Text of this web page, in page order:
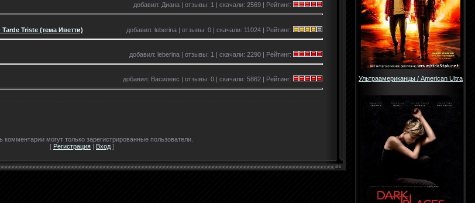
добавил: Диана | отзывы: 1 | скачали: 2569 | Рейтинг:
Triste (тема Иветти) добавил: leberina | отзывы: 0 | скачали: 11024 | Рейтинг:
добавил: leberina | отзывы: 1 | скачали: 2290 | Рейтинг:
добавил: Василевс | отзывы: 0 | скачали: 5862 | Рейтинг:
комментарии могут только зарегистрированные пользователи.
[ Регистрация | Вход ]
Ультраамериканцы / American Ultra